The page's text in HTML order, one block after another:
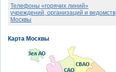
Телефоны «горячих линий»
учреждений, организаций и ведомств
Москвы